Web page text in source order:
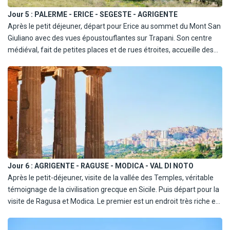
carrosserie latérale, le haut et le bas de caisse, les vitres et les
pneus).
LE PRIX NE COMPREND PAS :
- Supplément conducteur senior (76/80 ans) : 6€/jour à régler sur
place.
- Siège bébé ou rehausseur : 55€.
- GPS : 5€ par jour.
- Frais de péages, de carburant et de parking.
- Pénalités administratives (perte ou vol des clefs,
contraventions…).
- Garantie Platinum (99€/semaine pour les catégories A et C ;
108€/semaine pour les catégories D et J ; 117€/semaine pour la
catégorie S) élimine également la franchise en cas de vol
ainsi que l'assistance routière.
- L'utilisation d'un GPS est fortement conseillée (pensez à
Jour 5 : PALERME - ERICE - SEGESTE - AGRIGENTE
Après le petit déjeuner, départ pour Erice au sommet du Mont San
Giuliano avec des vues époustouflantes sur Trapani. Son centre
médiéval, fait de petites places et de rues étroites, accueille des
aux amandes et fruits secs. L'après-midi, continuation vers
Segeste, un parc archéologique dominé par un élégant temple
dorique. Poursuite vers Agrigente et nuit à l'hôtel.
Jour 6 : AGRIGENTE - RAGUSE - MODICA - VAL DI NOTO
Après le petit-déjeuner, visite de la vallée des Temples, véritable
témoignage de la civilisation grecque en Sicile. Puis départ pour la
visite de Ragusa et Modica. Le premier est un endroit très riche en